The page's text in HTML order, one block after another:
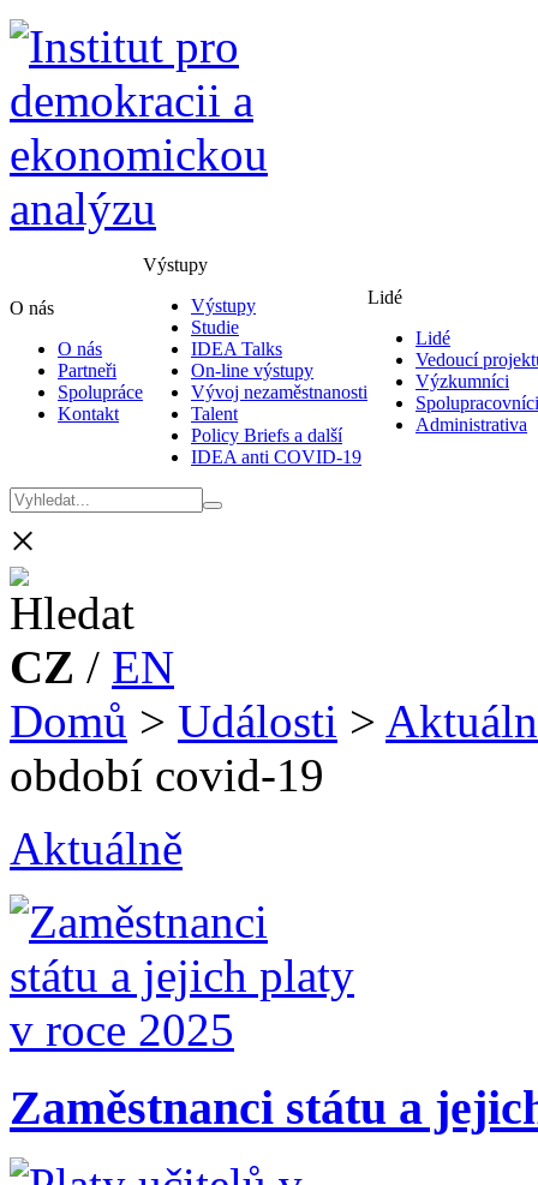
O nás
O nás
Partneři
Spolupráce
Kontakt
Výstupy
Výstupy
Studie
IDEA Talks
On-line výstupy
Vývoj nezaměstnanosti
Talent
Policy Briefs a další
IDEA anti COVID-19
Lidé
Lidé
Vedoucí
Výzkumníci
Spolupracovníci
Administrativa
×
CZ / EN
Domů > Události >
období covid-19
Aktuálně
Zaměstnanci státu a